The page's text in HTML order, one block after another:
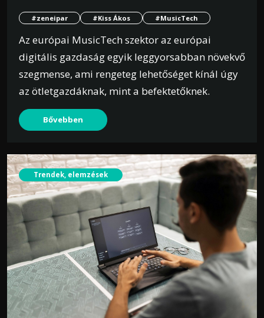
#zeneipar #Kiss Ákos #MusicTech
Az európai MusicTech szektor az európai
digitális gazdaság egyik leggyorsabban növekvő
szegmense, ami rengeteg lehetőséget kínál úgy
az ötletgazdáknak, mint a befektetőknek.
Bővebben
Trendek, elemzések